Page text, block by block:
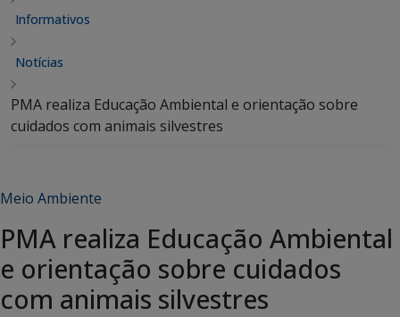
Informativos
Notícias
PMA realiza Educação Ambiental e orientação sobre
cuidados com animais silvestres
Meio Ambiente
PMA realiza Educação Ambiental
e orientação sobre cuidados
com animais silvestres